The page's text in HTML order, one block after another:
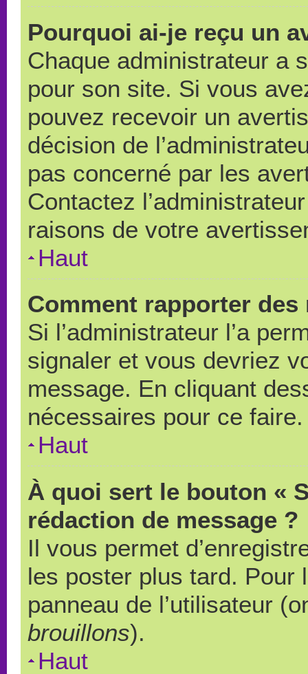
Pourquoi ai-je reçu un
Chaque administrateur a
pour son site. Si vous
pouvez recevoir un
décision de
pas concerné par les
Contactez
raisons de votre
Haut
Comment rapporter
Si l’administrateur l’a
signaler et vous devriez
message. En cliquant
nécessaires pour ce faire.
Haut
À quoi sert le bouton «
rédaction de message ?
Il vous permet
les poster plus tard. Pour
panneau de l’utilisateur
brouillons).
Haut